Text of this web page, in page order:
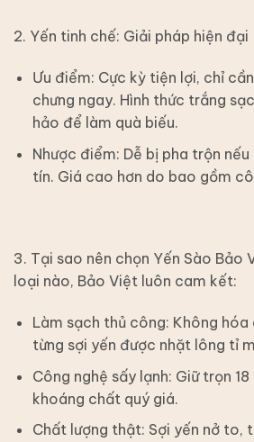
2. Yến tinh chế: Giải pháp hiện đại
Ưu điểm: Cực kỳ tiện lợi, chỉ
chưng ngay. Hình thức trắng
hảo để làm quà biếu.
Nhược điểm: Dễ bị pha trộn
tín. Giá cao hơn do bao gồm
3. Tại sao nên chọn Yến Sào Bảo
loại nào, Bảo Việt luôn cam kết:
Làm sạch thủ công: Không
từng sợi yến được nhặt lông tỉ
Công nghệ sấy lạnh: Giữ trọn
khoáng chất quý giá.
Chất lượng thật: Sợi yến nở to,